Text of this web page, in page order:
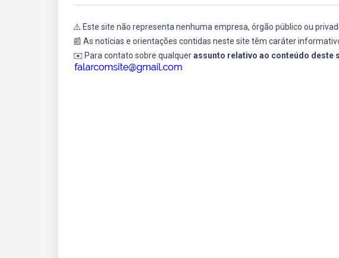
⚠️ Este site não representa nenhuma empresa, órgão público ou
📰 As notícias e orientações contidas neste site têm caráter
✉️ Para contato sobre qualquerassunto relativo ao conteúdo deste